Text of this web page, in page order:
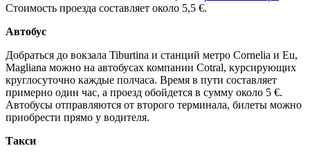
Стоимость проезда составляет около 5,5 €.
Автобус
Добраться до вокзала Tiburtina и станций метро Cornelia и Eu,
Magliana можно на автобусах компании Cotral, курсирующих
круглосуточно каждые полчаса. Время в пути составляет
примерно один час, а проезд обойдется в сумму около 5 €.
Автобусы отправляются от второго терминала, билеты можно
приобрести прямо у водителя.
Такси